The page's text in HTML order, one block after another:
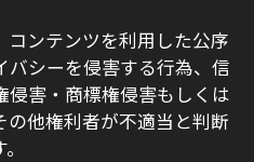
ンテンツを利用した公序
バシーを侵害する行為、信
侵害・商標権侵害もしくは
他権利者が不適当と判断